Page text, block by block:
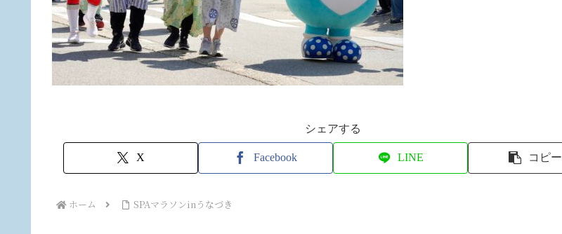
シェアする
X Facebook LINE コピー
ホーム SPAマラソンinうなづき